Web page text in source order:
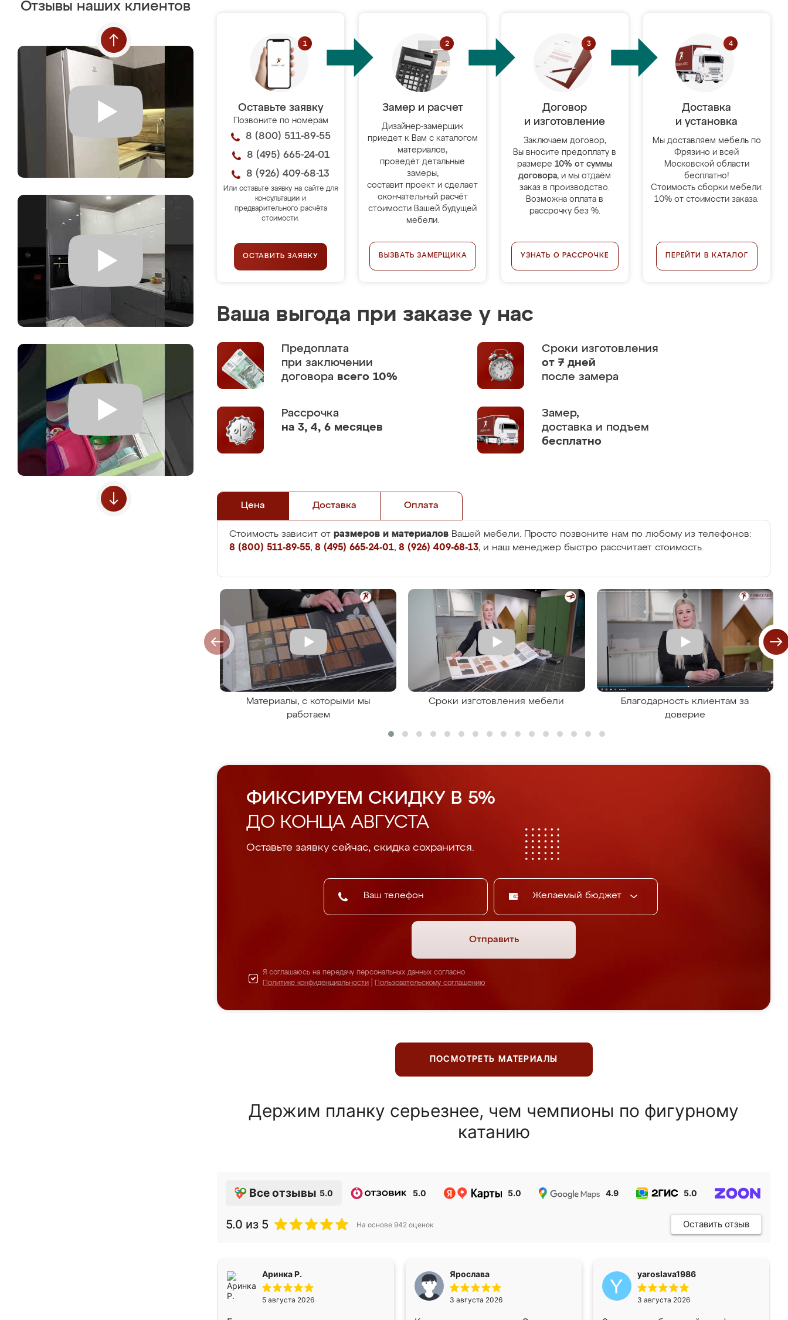
Отзывы наших клиентов
Оставьте заявку
Позвоните по номерам
8 (800) 511-89-55
8 (495) 665-24-01
8 (926) 409-68-13
Или оставьте заявку на сайте для
консультации и
предварительного расчёта
стоимости.
ОСТАВИТЬ ЗАЯВКУ
Замер и расчет
Дизайнер-замерщик
приедет к Вам с каталогом
материалов,
проведёт детальные
замеры,
составит проект и сделает
окончательный расчёт
стоимости Вашей будущей
мебели.
ВЫЗВАТЬ ЗАМЕРЩИКА
Договор
и изготовление
Заключаем договор,
Вы вносите предоплату в
размере 10% от суммы
договора, и мы отдаём
заказ в производство.
Возможна оплата в
рассрочку без %.
УЗНАТЬ О РАССРОЧКЕ
Доставка
и установка
Мы доставляем мебель по
Фрязино и всей
Московской области
бесплатно!
Стоимость сборки мебели:
10% от стоимости заказа.
ПЕРЕЙТИ В КАТАЛОГ
Ваша выгода при заказе у нас
Предоплата
при заключении
договора всего 10%
Сроки изготовления
от 7 дней
после замера
Рассрочка
на 3, 4, 6 месяцев
Замер,
доставка и подъем
бесплатно
Цена Доставка Оплата
Стоимость зависит от размеров и материалов Вашей мебели. Просто позвоните нам по любому из телефонов:
8 (800) 511-89-55, 8 (495) 665-24-01, 8 (926) 409-68-13, и наш менеджер быстро рассчитает стоимость.
Материалы, с которыми мы
работаем
Сроки изготовления мебели
Благодарность клиентам за
доверие
ФИКСИРУЕМ СКИДКУ В 5%
ДО КОНЦА АВГУСТА
Оставьте заявку сейчас, скидка сохранится.
Желаемый бюджет
Отправить
Я соглашаюсь на передачу персональных данных согласно
Политике конфиденциальности
Пользовательскому соглашению
ПОСМОТРЕТЬ МАТЕРИАЛЫ
Держим планку серьезнее, чем чемпионы по фигурному
катанию
Все отзывы 5.0 5.0 5.0 4.9 5.0
5.0 из 5 На основе 942 оценок Оставить отзыв
Аринка Р.
5 августа 2026
Ярослава
3 августа 2026
yaroslava1986
3 августа 2026